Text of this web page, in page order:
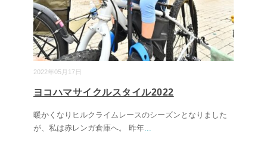
2022年05月17日
ヨコハマサイクルスタイル2022
暖かくなりヒルクライムレースのシーズンとなりました
が、私は赤レンガ倉庫へ。 昨年...